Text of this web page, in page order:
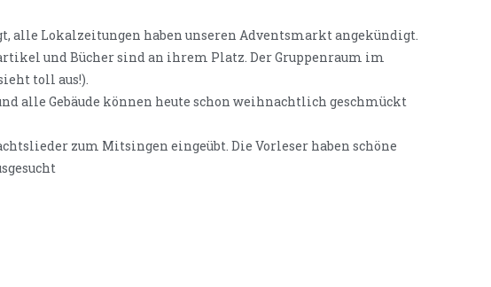
alle Lokalzeitungen haben unseren Adventsmarkt angekündigt.
und Bücher sind an ihrem Platz. Der Gruppenraum im
toll aus!).
alle Gebäude können heute schon weihnachtlich geschmückt
zum Mitsingen eingeübt. Die Vorleser haben schöne